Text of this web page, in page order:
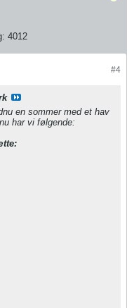
4012
#4
en sommer med et hav
har vi følgende: